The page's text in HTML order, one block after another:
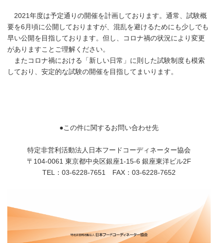
2021年度は予定通りの開催を計画しております。通常、試験概
要を6月頃に公開しておりますが、混乱を避けるためにも少しでも
早い公開を目指しております。但し、コロナ禍の状況により変更
がありますことご理解ください。
またコロナ禍における「新しい日常」に則した試験制度も模索
しており、安定的な試験の開催を目指してまいります。
●この件に関するお問い合わせ先
特定非営利活動法人日本フードコーディネーター協会
〒104-0061 東京都中央区銀座1-15-6 銀座東洋ビル2F
TEL：03-6228-7651 FAX：03-6228-7652